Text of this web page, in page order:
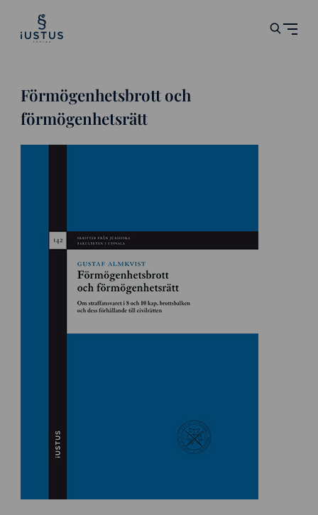
Förmögenhetsbrott och
förmögenhetsrätt